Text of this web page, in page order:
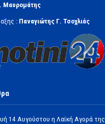
Μαυρομάτης
: Παναγιώτης Γ. Τσοχλιάς
14 Αυγούστου η Λαϊκή Αγορά της